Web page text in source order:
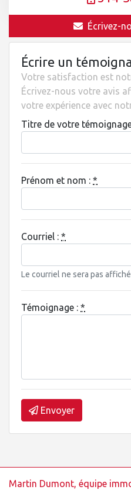
Écrivez-
Écrire un
Votre satisfaction est
Écrivez-nous votre avis
votre expérience avec
Titre de votre
Prénom et nom : *
Courriel : *
Le courriel ne sera pas
Témoignage : *
Envoyer
Martin Dumont, équipe